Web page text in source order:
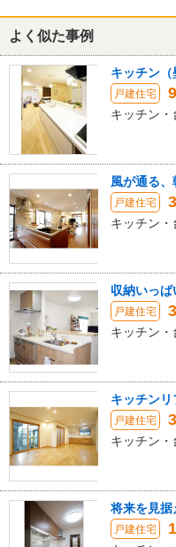
よく似た事例
キッチン
戸建住宅
キッチン・
風が通る
戸建住宅
キッチン・
収納いっ
戸建住宅
キッチン・
キッチンリ
戸建住宅
キッチン・
将来を見据
戸建住宅